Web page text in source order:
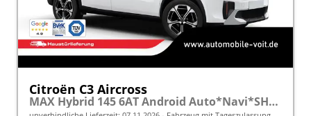
Citroën C3 Aircross
MAX Hybrid 145 6AT Android Auto*Navi*SHZ*Kamera*Totwinkel*Keyless*17"*Klimaauto